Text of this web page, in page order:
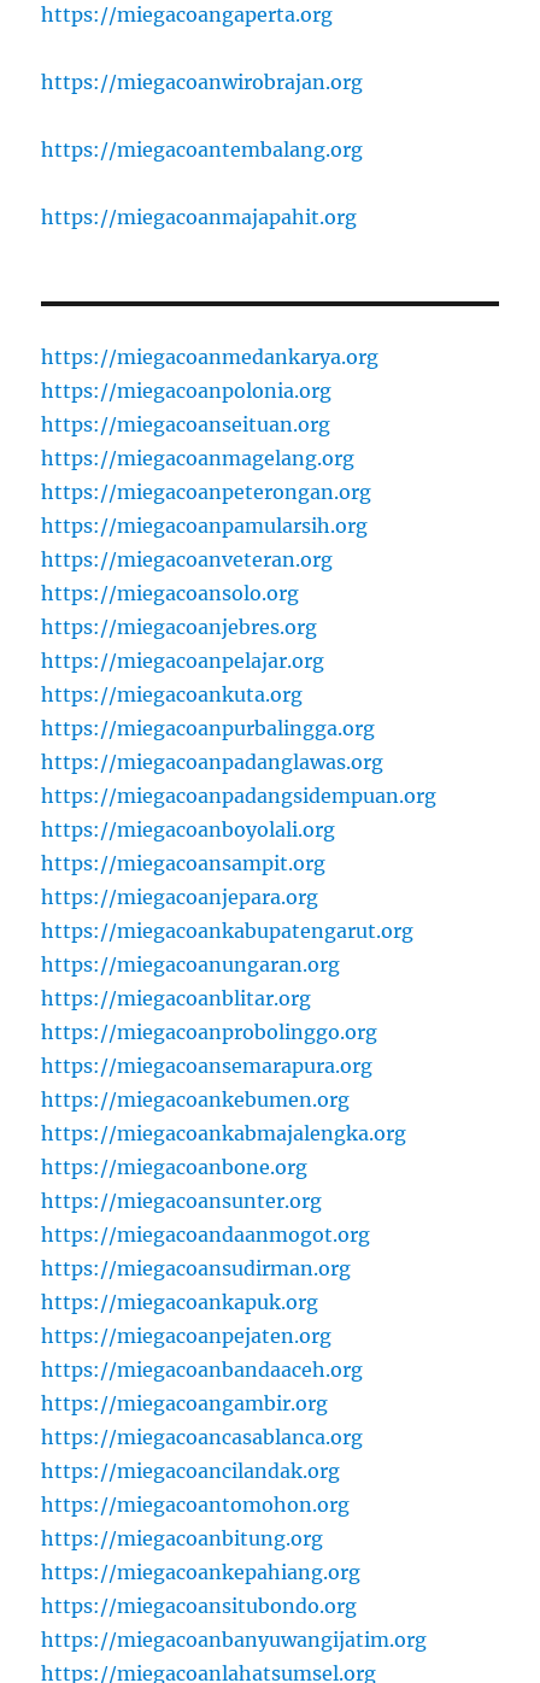
https://miegacoangaperta.org
https://miegacoanwirobrajan.org
https://miegacoantembalang.org
https://miegacoanmajapahit.org
https://miegacoanmedankarya.org
https://miegacoanpolonia.org
https://miegacoanseituan.org
https://miegacoanmagelang.org
https://miegacoanpeterongan.org
https://miegacoanpamularsih.org
https://miegacoanveteran.org
https://miegacoansolo.org
https://miegacoanjebres.org
https://miegacoanpelajar.org
https://miegacoankuta.org
https://miegacoanpurbalingga.org
https://miegacoanpadanglawas.org
https://miegacoanpadangsidempuan.org
https://miegacoanboyolali.org
https://miegacoansampit.org
https://miegacoanjepara.org
https://miegacoankabupatengarut.org
https://miegacoanungaran.org
https://miegacoanblitar.org
https://miegacoanprobolinggo.org
https://miegacoansemarapura.org
https://miegacoankebumen.org
https://miegacoankabmajalengka.org
https://miegacoanbone.org
https://miegacoansunter.org
https://miegacoandaanmogot.org
https://miegacoansudirman.org
https://miegacoankapuk.org
https://miegacoanpejaten.org
https://miegacoanbandaaceh.org
https://miegacoangambir.org
https://miegacoancasablanca.org
https://miegacoancilandak.org
https://miegacoantomohon.org
https://miegacoanbitung.org
https://miegacoankepahiang.org
https://miegacoansitubondo.org
https://miegacoanbanyuwangijatim.org
https://miegacoanlahatsumsel.org